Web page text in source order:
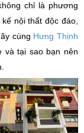
chỉ là phương
nội thất độc đáo,
cùng Hưng Thịnh
và tại sao bạn nên